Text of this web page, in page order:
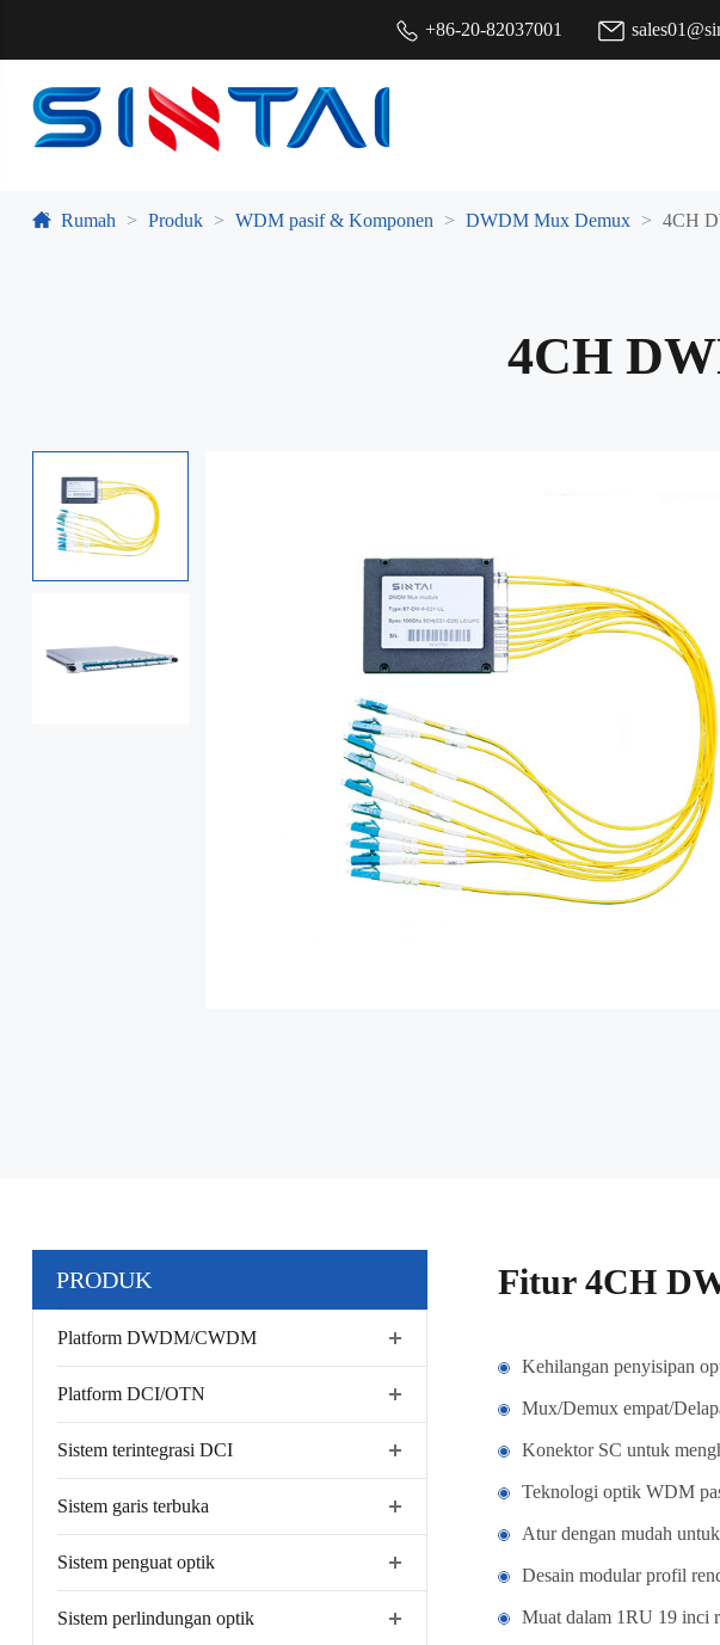
+86-20-82037001
Rumah Produk WDM pasif & Komponen DWDM Mux Demux 4CH
4CH
PRODUK
Platform DWDM/CWDM
Platform DCI/OTN
Sistem terintegrasi DCI
Sistem garis terbuka
Sistem penguat optik
Sistem perlindungan optik
Fitur 4CH
Kehilangan penyisipan
Mux/Demux empat/
Konektor SC untuk
Teknologi optik WDM
Atur dengan mudah
Desain modular profil
Muat dalam 1RU 19 inci